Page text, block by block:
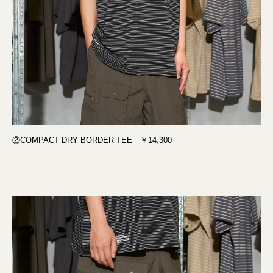
②COMPACT DRY BORDER TEE ￥14,300